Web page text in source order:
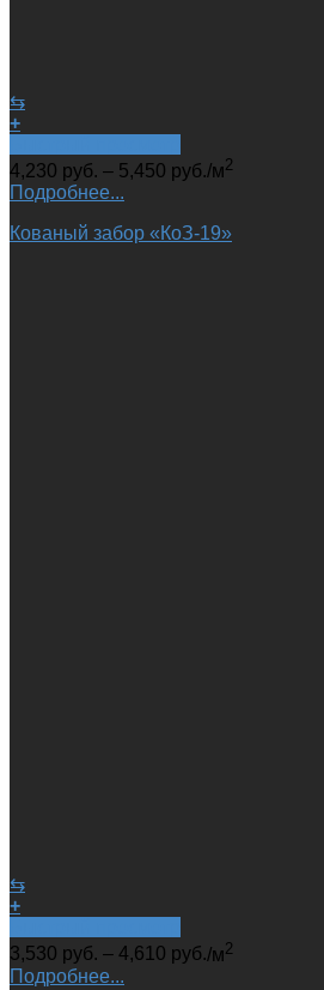
⇆
+
4,230 руб. – 5,450 руб./м2
Подробнее...
Кованый забор «КоЗ-19»
⇆
+
3,530 руб. – 4,610 руб./м2
Подробнее...